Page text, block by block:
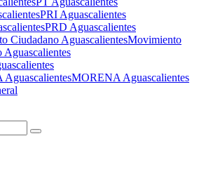
PRI Aguascalientes
PRD Aguascalientes
Ciudadano AguascalientesMovimiento
Aguascalientes
MORENA Aguascalientes